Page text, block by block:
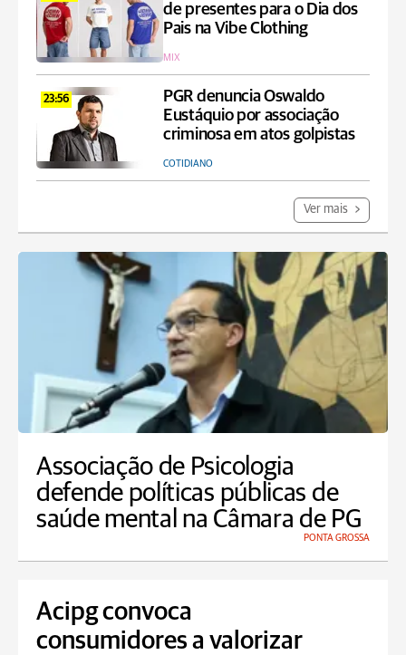
de presentes para o Dia dos
Pais na Vibe Clothing
MIX
23:56
PGR denuncia Oswaldo
Eustáquio por associação
criminosa em atos golpistas
COTIDIANO
Ver mais
Associação de Psicologia
defende políticas públicas de
saúde mental na Câmara de PG
PONTA GROSSA
Acipg convoca
consumidores a valorizar